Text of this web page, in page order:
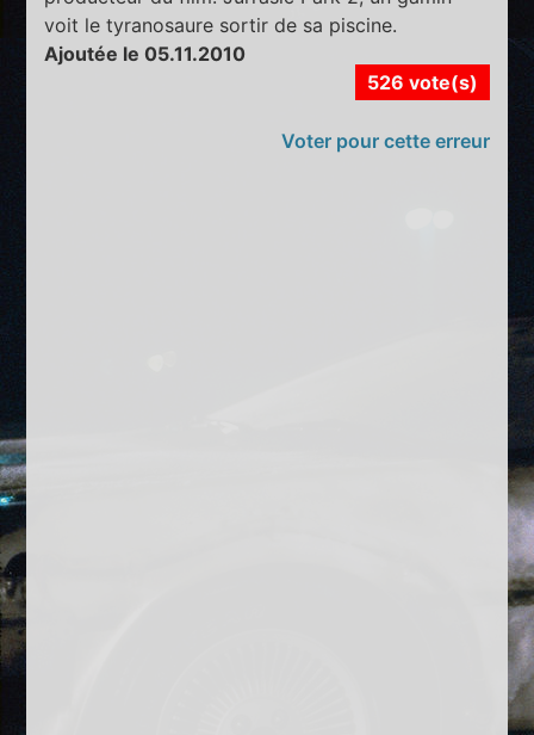
voit le tyranosaure sortir de sa piscine.
Ajoutée le 05.11.2010
526 vote(s)
Voter pour cette erreur